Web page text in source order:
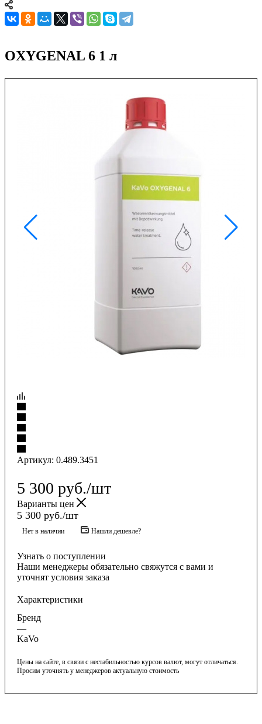
OXYGENAL 6 1 л
Артикул: 0.489.3451
5 300 руб./шт
Варианты цен
5 300 руб./шт
Нет в наличии Нашли дешевле?
Узнать о поступлении
Наши менеджеры обязательно свяжутся с вами и
уточнят условия заказа
Характеристики
Бренд
—
KaVo
Цены на сайте, в связи с нестабильностью курсов валют, могут отличаться.
Просим уточнять у менеджеров актуальную стоимость